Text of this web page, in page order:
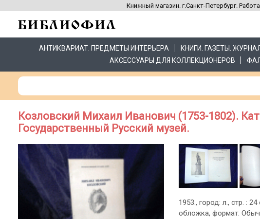
Книжный магазин. г.Санкт-Петербург.
АНТИКВАРИАТ. ПРЕДМЕТЫ ИНТЕРЬЕРА КНИГИ. ГАЗЕТЫ.
АКСЕССУАРЫ ДЛЯ КОЛЛЕКЦИОНЕРОВ
Козловский Михаил Иванович (1753-1802).
Государственный Русский музей.
1953., город: л., стр. :
обложка, формат: